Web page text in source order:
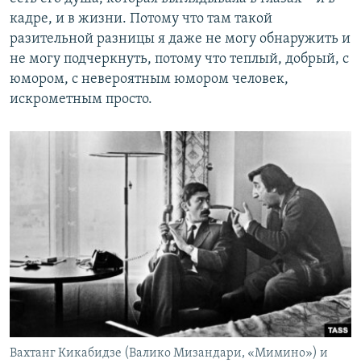
кадре, и в жизни. Потому что там такой
разительной разницы я даже не могу обнаружить и
не могу подчеркнуть, потому что теплый, добрый, с
юмором, с невероятным юмором человек,
искрометным просто.
Вахтанг Кикабидзе (Валико Мизандари, «Мимино») и